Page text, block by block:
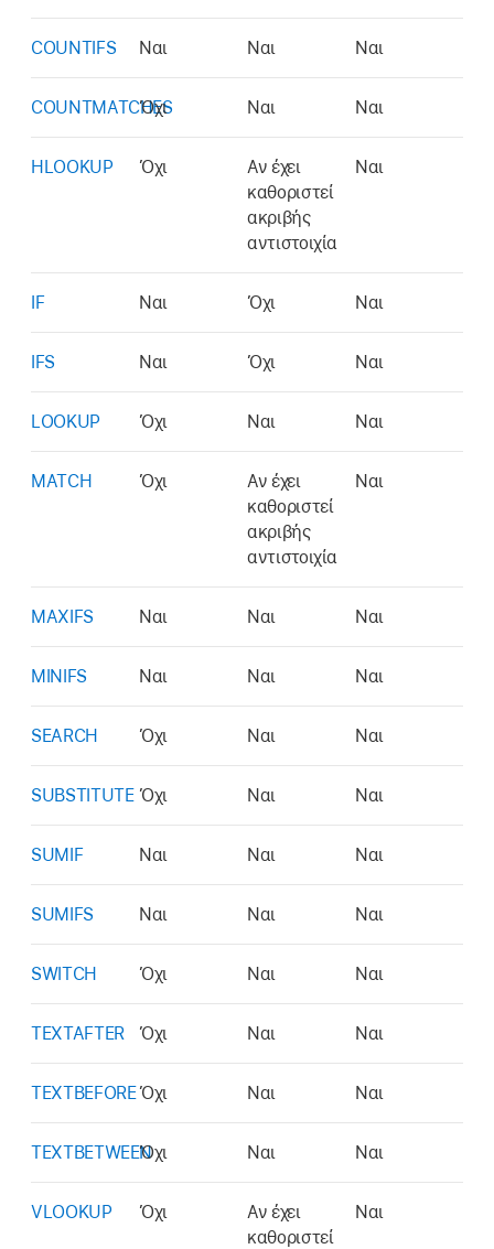
COUNTIFS Ναι Ναι Ναι
COUNTMATCHES
Όχι Ναι Ναι
HLOOKUP Όχι
Αν έχει
καθοριστεί
ακριβής
αντιστοιχία
Ναι
IF Ναι Όχι Ναι
IFS Ναι Όχι Ναι
LOOKUP Όχι Ναι Ναι
MATCH Όχι
Αν έχει
καθοριστεί
ακριβής
αντιστοιχία
Ναι
MAXIFS Ναι Ναι Ναι
MINIFS Ναι Ναι Ναι
SEARCH Όχι Ναι Ναι
SUBSTITUTE Όχι Ναι Ναι
SUMIF Ναι Ναι Ναι
SUMIFS Ναι Ναι Ναι
SWITCH Όχι Ναι Ναι
TEXTAFTER Όχι Ναι Ναι
TEXTBEFOREΌχι Ναι Ναι
TEXTBETWEENΌχι Ναι Ναι
VLOOKUP Όχι
Αν έχει
καθοριστεί
Ναι